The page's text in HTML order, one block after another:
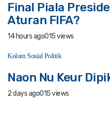
Final Piala
Aturan FIFA?
14 hours ago015 views
Kolom Sosial Politik
Naon Nu Keur
2 days ago015 views